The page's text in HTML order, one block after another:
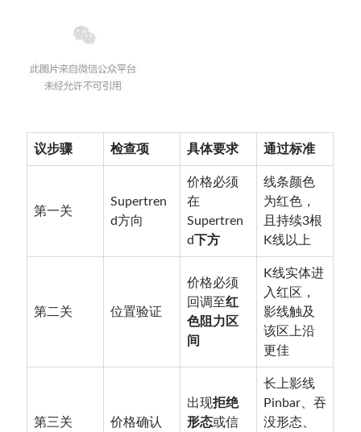
议步骤 检查项 具体要求 通过标准
第一关
Supertren
d方向
价格必须
在
Supertren
d
下方
线条颜色
为红色，
且持续3根
K线以上
第二关 位置验证
价格必须
回调至红
色阻力区
间
K线实体进
入红区，
影线触及
该区上沿
更佳
第三关 价格确认
出现拒绝
形态或信
长上影线
Pinbar、吞
没形态、